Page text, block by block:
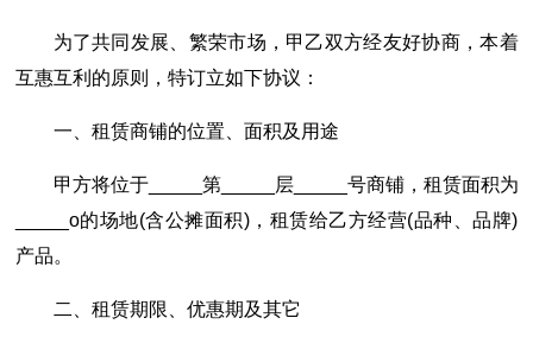
为了共同发展、繁荣市场，甲乙双方经友好协商，本着
互惠互利的原则，特订立如下协议：
一、租赁商铺的位置、面积及用途
甲方将位于_____第_____层_____号商铺，租赁面积为
_____o的场地(含公摊面积)，租赁给乙方经营(品种、品牌)
产品。
二、租赁期限、优惠期及其它